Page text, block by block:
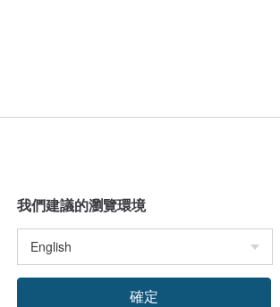
我們建議的瀏覽環境
確定